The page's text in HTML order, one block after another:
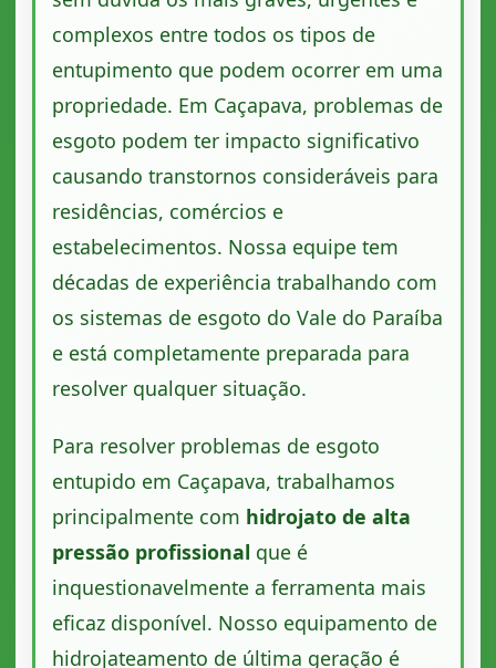
complexos entre todos os tipos de
entupimento que podem ocorrer em uma
propriedade. Em Caçapava, problemas de
esgoto podem ter impacto significativo
causando transtornos consideráveis para
residências, comércios e
estabelecimentos. Nossa equipe tem
décadas de experiência trabalhando com
os sistemas de esgoto do Vale do Paraíba
e está completamente preparada para
resolver qualquer situação.
Para resolver problemas de esgoto
entupido em Caçapava, trabalhamos
principalmente com hidrojato de alta
pressão profissional que é
inquestionavelmente a ferramenta mais
eficaz disponível. Nosso equipamento de
hidrojateamento de última geração é